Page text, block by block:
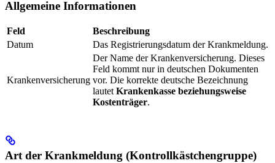
Allgemeine Informationen
Feld
Beschreibung
Datum
Das Registrierungsdatum der Krankmeldung.
Krankenversicherung
Der Name der Krankenversicherung. Dieses
Feld kommt nur in deutschen Dokumenten
vor. Die korrekte deutsche Bezeichnung
lautet Krankenkasse beziehungsweise
Kostenträger.
Art der Krankmeldung (Kontrollkästchengruppe)